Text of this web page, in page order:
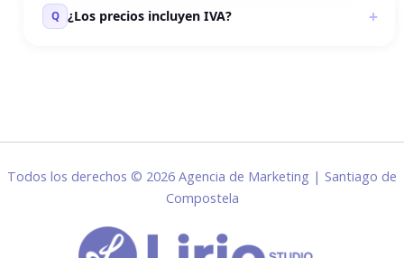
Q ¿Los precios incluyen IVA?
Todos los derechos © 2026 Agencia de Marketing | Santiago de
Compostela